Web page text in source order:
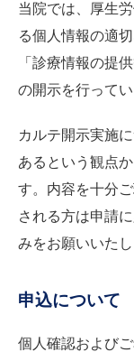
当院では、厚生
る個人情報の適
「診療情報の提
の開示を行ってい
カルテ開示実施
あるという観点
す。内容を十分
される方は申請
みをお願いいたし
申込について
個人確認および